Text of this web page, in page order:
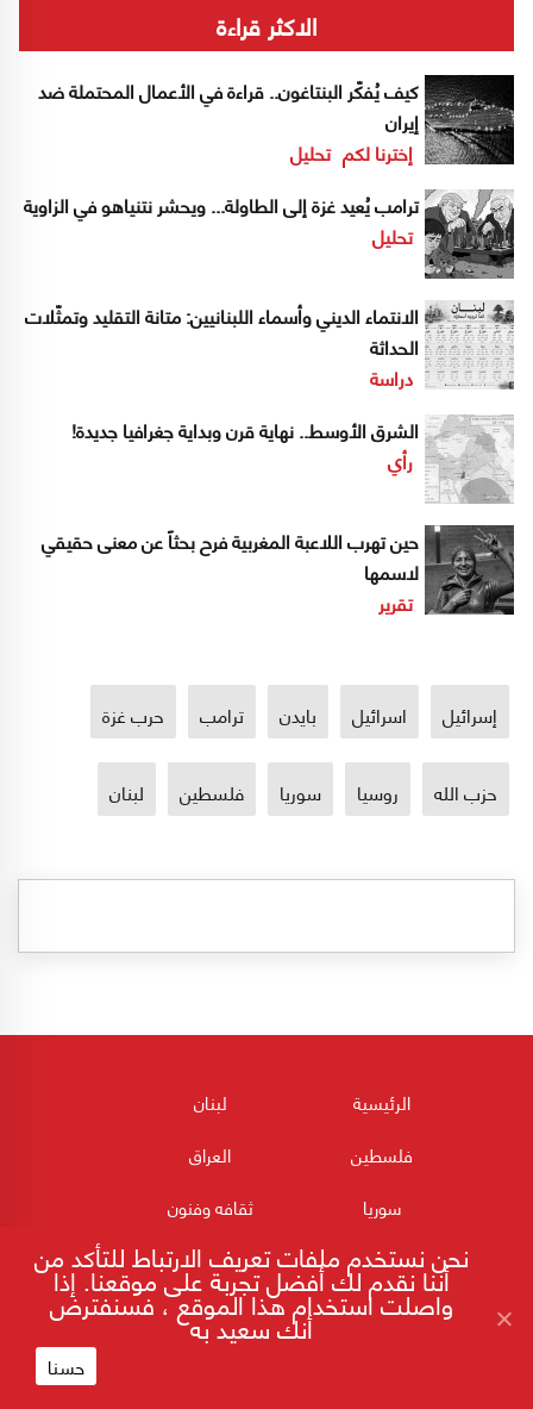
الاكثر قراءة
كيف يُفكّر البنتاغون.. قراءة في الأعمال المحتملة ضد
إيران
إخترنا لكم تحليل
ترامب يُعيد غزة إلى الطاولة... ويحشر نتنياهو في الزاوية
تحليل
الانتماء الديني وأسماء اللبنانيين: متانة التقليد وتمثّلات
الحداثة
دراسة
الشرق الأوسط.. نهاية قرن وبداية جغرافيا جديدة!
رأي
حين تهرب اللاعبة المغربية فرح بحثاً عن معنى حقيقي
لاسمها
تقرير
إسرائيل اسرائيل بايدن ترامب حرب غزة
حزب الله روسيا سوريا فلسطين لبنان
الرئيسية
لبنان
فلسطين
العراق
سوريا
ثقافه وفنون
تحقيق
تحليل
ترجمة
تقرير
نحن نستخدم ملفات تعريف الارتباط للتأكد من
أننا نقدم لك أفضل تجربة على موقعنا. إذا
واصلت استخدام هذا الموقع ، فسنفترض
أنك سعيد به
حسنا